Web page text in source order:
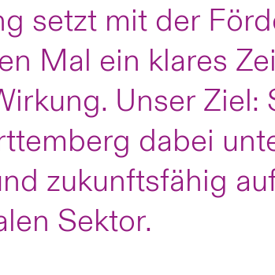
setzt mit der
Mal ein klares
Unser Ziel:
dabei
zukunftsfähig
Sektor.